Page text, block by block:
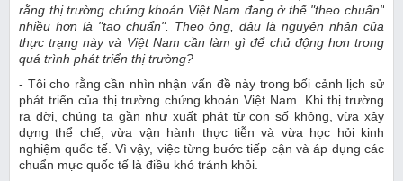
rằng thị trường chứng khoán Việt Nam đang ở thế "theo chuẩn"
nhiều hơn là "tạo chuẩn". Theo ông, đâu là nguyên nhân của
thực trạng này và Việt Nam cần làm gì để chủ động hơn trong
quá trình phát triển thị trường?
- Tôi cho rằng cần nhìn nhận vấn đề này trong bối cảnh lịch sử
phát triển của thị trường chứng khoán Việt Nam. Khi thị trường
ra đời, chúng ta gần như xuất phát từ con số không, vừa xây
dựng thể chế, vừa vận hành thực tiễn và vừa học hỏi kinh
nghiệm quốc tế. Vì vậy, việc từng bước tiếp cận và áp dụng các
chuẩn mực quốc tế là điều khó tránh khỏi.